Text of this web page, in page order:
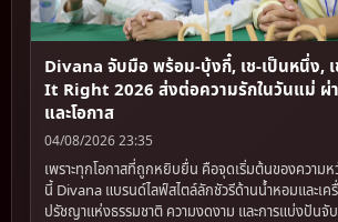
Divana จับมือ พร้อม-บุ้งกี๋, เช-เป็นหนึ่ง,
It Right 2026 ส่งต่อความรักในวันแม่ ผ่า
และโอกาส
04/08/2026 23:35
เพราะทุกโอกาสที่ถูกหยิบยื่น คือจุดเริ่มต้นของความห
นี้ Divana แบรนด์ไลฟ์สไตล์ลักชัวรีด้านน้ำหอมและเ
ปรัชญาแห่งธรรมชาติ ความงดงาม และการแบ่งปัน